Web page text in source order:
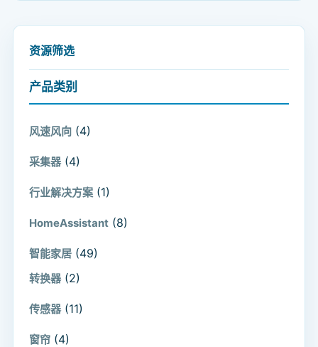
资源筛选
产品类别
风速风向 (4)
采集器 (4)
行业解决方案 (1)
HomeAssistant (8)
智能家居 (49)
转换器 (2)
传感器 (11)
窗帘 (4)